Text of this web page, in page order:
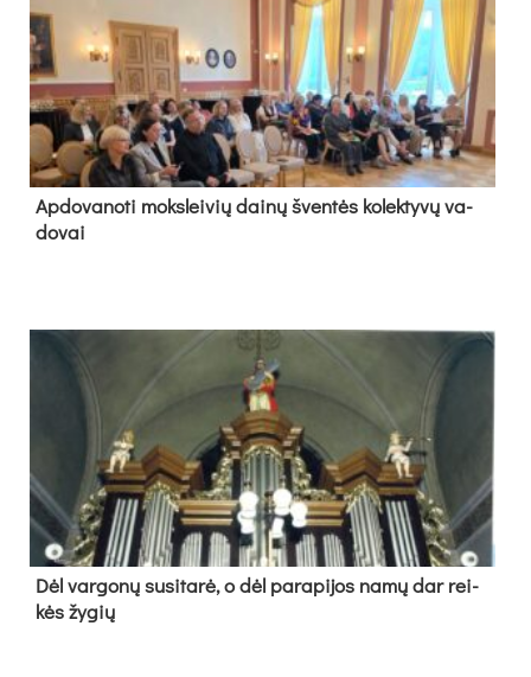
Ap­do­va­no­ti moks­lei­vių dai­nų šven­tės ko­lek­ty­vų va­
do­vai
Dėl var­go­nų su­si­ta­rė, o dėl pa­ra­pi­jos na­mų dar rei­
kės žy­gių